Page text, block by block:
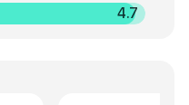
4.7